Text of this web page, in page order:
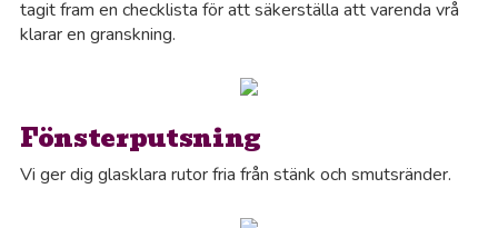
tagit fram en checklista för att säkerställa att varenda vrå
klarar en granskning.
Fönsterputsning
Vi ger dig glasklara rutor fria från stänk och smutsränder.